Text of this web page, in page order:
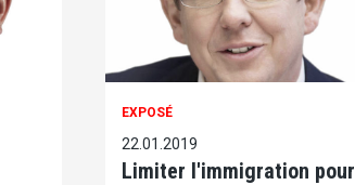
EXPOSÉ
22.01.2019
Limiter l'immigration pour